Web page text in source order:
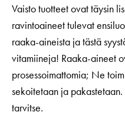
Vaisto tuotteet ovat täysin
ravintoaineet tulevat
raaka-aineista ja tästä
vitamiineja! Raaka-aineet
prosessoimattomia; Ne
sekoitetaan ja
tarvitse.